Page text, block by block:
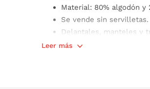
Material: 80% algodón y
Se vende sin servilletas.
Delantales, manteles y
Leer más